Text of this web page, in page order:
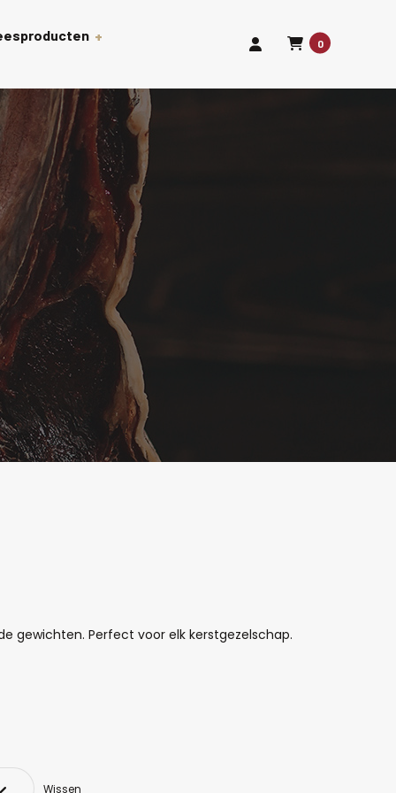
0
gewichten. Perfect voor elk kerstgezelschap.
Wissen